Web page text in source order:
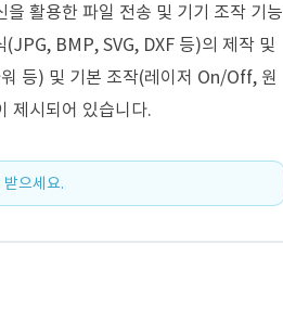
활용한 파일 전송 및 기기 조작 기능
BMP, SVG, DXF 등)의 제작 및
등) 및 기본 조작(레이저 On/Off, 원
제시되어 있습니다.
으세요.